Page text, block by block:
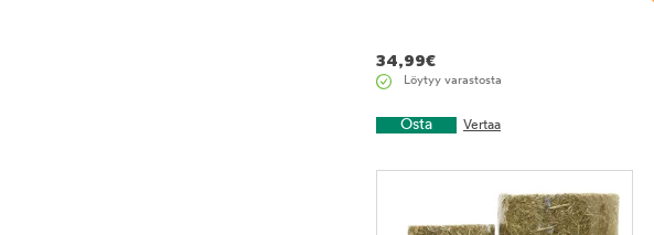
34,99€
Löytyy varastosta
Osta Vertaa